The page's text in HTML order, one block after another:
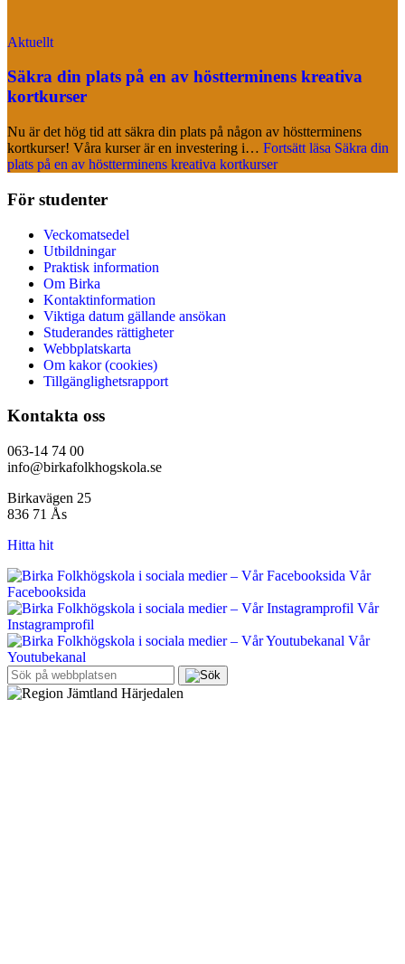
Aktuellt
Säkra din plats på en av höstterminens kreativa
kortkurser
Nu är det hög tid att säkra din plats på någon av höstterminens
kortkurser! Våra kurser är en investering i… Fortsätt läsa Säkra din
plats på en av höstterminens kreativa kortkurser
För studenter
Veckomatsedel
Utbildningar
Praktisk information
Om Birka
Kontaktinformation
Viktiga datum gällande ansökan
Studerandes rättigheter
Webbplatskarta
Om kakor (cookies)
Tillgänglighetsrapport
Kontakta oss
063-14 74 00
info@birkafolkhogskola.se
Birkavägen 25
836 71 Ås
Hitta hit
Vår
Facebooksida
Vår
Instagramprofil
Vår
Youtubekanal
Sök
efter: